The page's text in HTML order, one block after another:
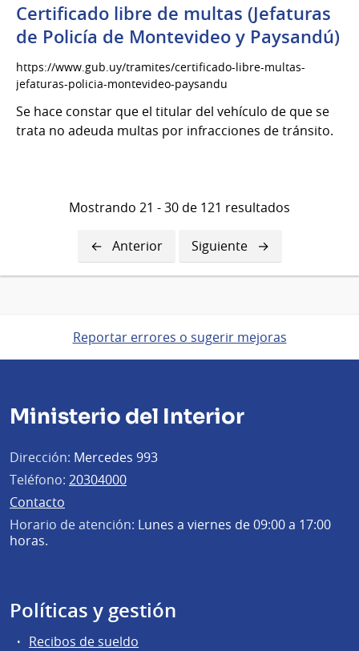
Certificado libre de multas (Jefaturas
de Policía de Montevideo y Paysandú)
https://www.gub.uy/tramites/certificado-libre-multas-
jefaturas-policia-montevideo-paysandu
Se hace constar que el titular del vehículo de que se
trata no adeuda multas por infracciones de tránsito.
Mostrando 21 - 30 de 121 resultados
Página
anterior
Anterior
Siguiente
página
Siguiente
Reportar errores o sugerir mejoras
Ministerio del Interior
Dirección: Mercedes 993
Teléfono: 20304000
Contacto
Horario de atención: Lunes a viernes de 09:00 a 17:00
horas.
Políticas y gestión
Recibos de sueldo